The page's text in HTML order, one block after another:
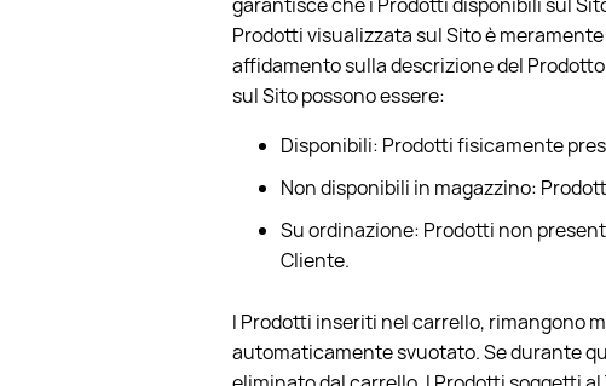
Prodotti visualizzata sul Sito è
affidamento sulla descrizione del
sul Sito possono essere:
Disponibili: Prodotti fisicamente
Non disponibili in magazzino:
Su ordinazione: Prodotti non
Cliente.
I Prodotti inseriti nel carrello, rimangono
automaticamente svuotato. Se durante